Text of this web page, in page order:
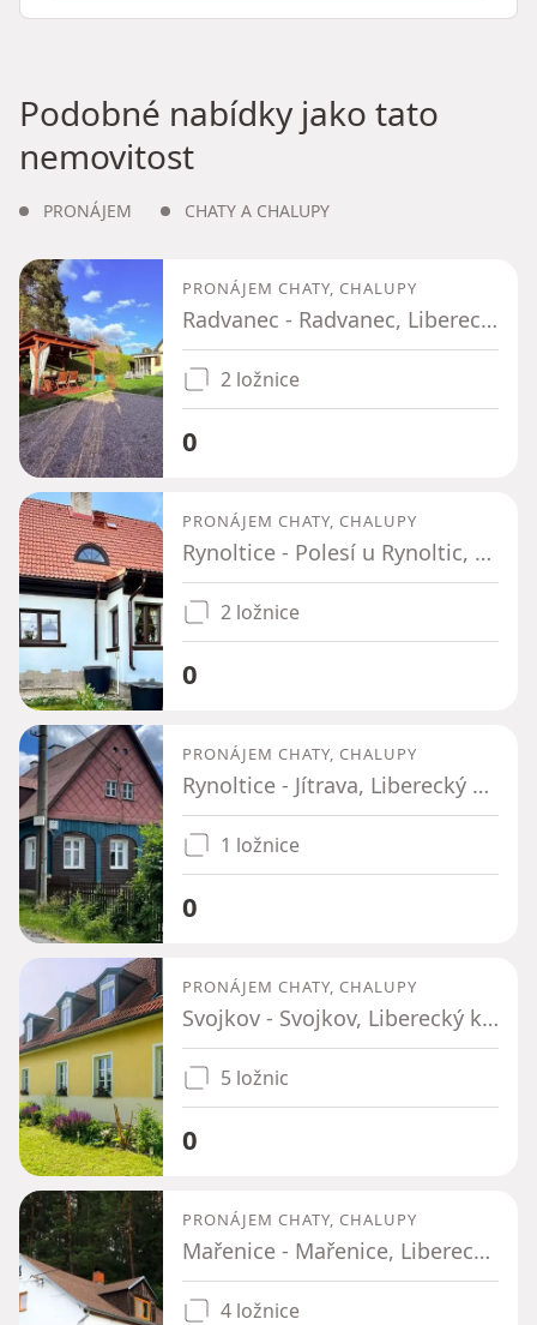
Podobné nabídky jako tato
nemovitost
PRONÁJEM CHATY A CHALUPY
PRONÁJEM CHATY, CHALUPY
Radvanec - Radvanec, Liberecký kraj
2 ložnice
0
PRONÁJEM CHATY, CHALUPY
Rynoltice - Polesí u Rynoltic, Liberecký kraj
2 ložnice
0
PRONÁJEM CHATY, CHALUPY
Rynoltice - Jítrava, Liberecký kraj
1 ložnice
0
PRONÁJEM CHATY, CHALUPY
Svojkov - Svojkov, Liberecký kraj
5 ložnic
0
PRONÁJEM CHATY, CHALUPY
Mařenice - Mařenice, Liberecký kraj
4 ložnice